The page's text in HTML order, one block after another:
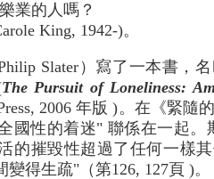
業的人嗎？
King, 1942-)。
Slater）寫了一本書，
The Pursuit of Loneliness:
2006 年版 )。在《緊隨
國性的着迷" 聯係在一起。
的摧毀性超過了任何一樣
得生疏"（第126, 127頁 )。